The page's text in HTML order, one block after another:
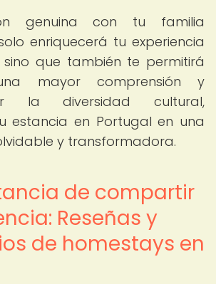
genuina con tu familia
enriquecerá tu experiencia
que también te permitirá
mayor comprensión y
la diversidad cultural,
estancia en Portugal en una
y transformadora.
de compartir
Reseñas y
de homestays en